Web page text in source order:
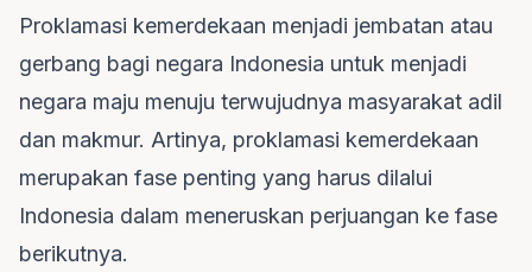
Proklamasi kemerdekaan menjadi jembatan atau
gerbang bagi negara Indonesia untuk menjadi
negara maju menuju terwujudnya masyarakat adil
dan makmur. Artinya, proklamasi kemerdekaan
merupakan fase penting yang harus dilalui
Indonesia dalam meneruskan perjuangan ke fase
berikutnya.